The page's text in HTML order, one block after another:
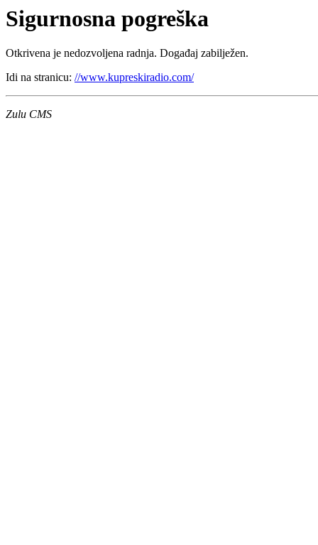
Sigurnosna pogreška
Otkrivena je nedozvoljena radnja. Događaj zabilježen.
Idi na stranicu: //www.kupreskiradio.com/
Zulu CMS